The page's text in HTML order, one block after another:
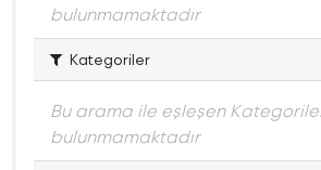
bulunmamaktadır
Kategoriler
Bu arama ile eşleşen
bulunmamaktadır